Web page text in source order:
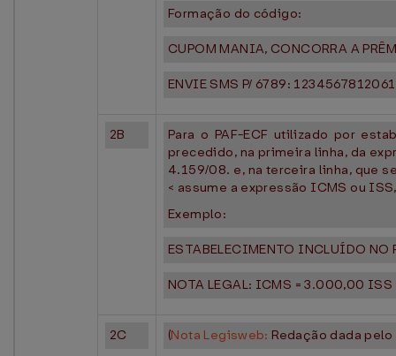
Formação do código:
CUPOM MANIA, CONCORRA A
ENVIE SMS P/ 6789:
2B
Para o PAF-ECF utilizado por
precedido, na primeira linha, da
4.159/08. e, na terceira linha, que
< assume a expressão ICMS ou
Exemplo:
ESTABELECIMENTO INCLUÍDO
NOTA LEGAL: ICMS = 3.000,00
2C (Nota Legisweb: Redação dada pelo